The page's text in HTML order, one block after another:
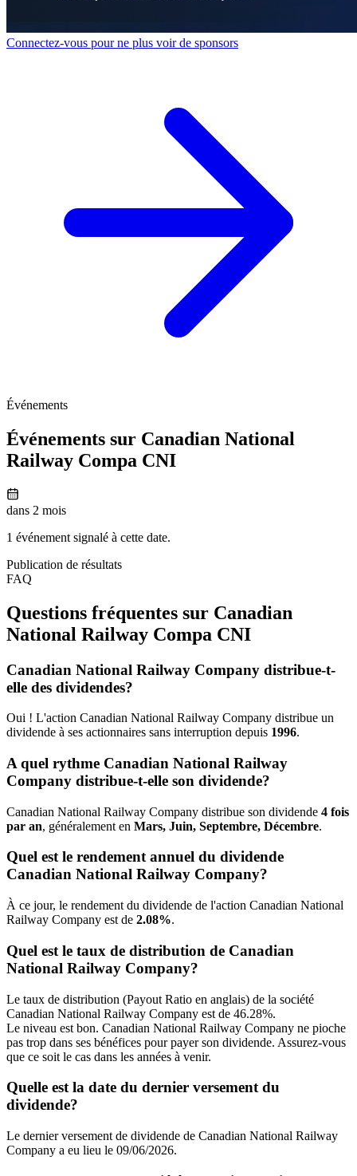
Connectez-vous pour ne plus voir de sponsors
Événements
Événements sur Canadian National
Railway Compa CNI
dans 2 mois
1 événement signalé à cette date.
Publication de résultats
FAQ
Questions fréquentes sur Canadian
National Railway Compa CNI
Canadian National Railway Company distribue-t-
elle des dividendes?
Oui ! L'action Canadian National Railway Company distribue un
dividende à ses actionnaires sans interruption depuis 1996.
A quel rythme Canadian National Railway
Company distribue-t-elle son dividende?
Canadian National Railway Company distribue son dividende 4 fois
par an, généralement en Mars, Juin, Septembre, Décembre.
Quel est le rendement annuel du dividende
Canadian National Railway Company?
À ce jour, le rendement du dividende de l'action Canadian National
Railway Company est de 2.08%.
Quel est le taux de distribution de Canadian
National Railway Company?
Le taux de distribution (Payout Ratio en anglais) de la société
Canadian National Railway Company est de 46.28%.
Le niveau est bon. Canadian National Railway Company ne pioche
pas trop dans ses bénéfices pour payer son dividende. Assurez-vous
que ce soit le cas dans les années à venir.
Quelle est la date du dernier versement du
dividende?
Le dernier versement de dividende de Canadian National Railway
Company a eu lieu le 09/06/2026.